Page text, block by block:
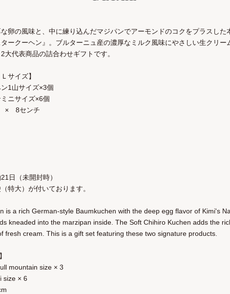
卵の風味と、中に練り込んだマジパンでアーモンドのコクをプラスした
ークーヘン』。ブルターニュ産の濃厚なミルク風味にやさしい生クリ
大代表商品の詰合わせギフトです。
サイズ】
1山サイズ×3個
ニサイズ×6個
× 8センチ
日（未開封時）
特大）が付いております。
is a rich German-style Baumkuchen with the deep egg flavor of Kimi's
kneaded into the marzipan inside. The Soft Chihiro Kuchen adds the
fresh cream. This is a gift set featuring these two signature products.
mountain size × 3
size × 6